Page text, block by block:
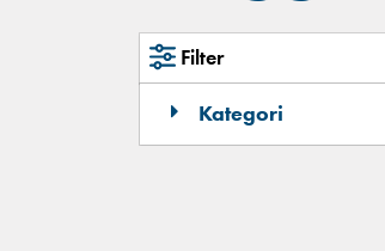
Filter
Kategori